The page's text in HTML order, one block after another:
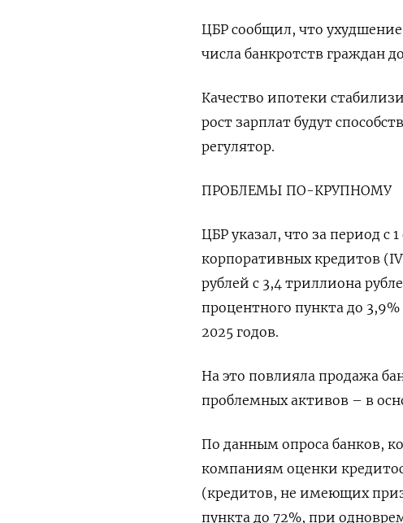
ЦБР сообщил, что
числа банкротств граждан
Качество ипотеки
рост зарплат будут
регулятор.
ПРОБЛЕМЫ ПО-КРУПНОМУ
ЦБР указал, что за период с
корпоративных кредитов
рублей с 3,4 триллиона
процентного пункта до
2025 годов.
На это повлияла продажа
‌проблемных активов – в
По данным опроса банков,
компаниям оценки
(кредитов, не имеющих
пункта до 72%, при